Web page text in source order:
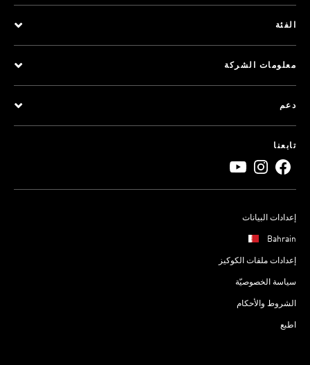
الفئة
معلومات الشركة
دعم
تابعنا
إعدادات البيانات
Bahrain
إعدادات ملفات الكوكيز
سياسة الخصوصيّة
الشروط والأحكام
اطبع